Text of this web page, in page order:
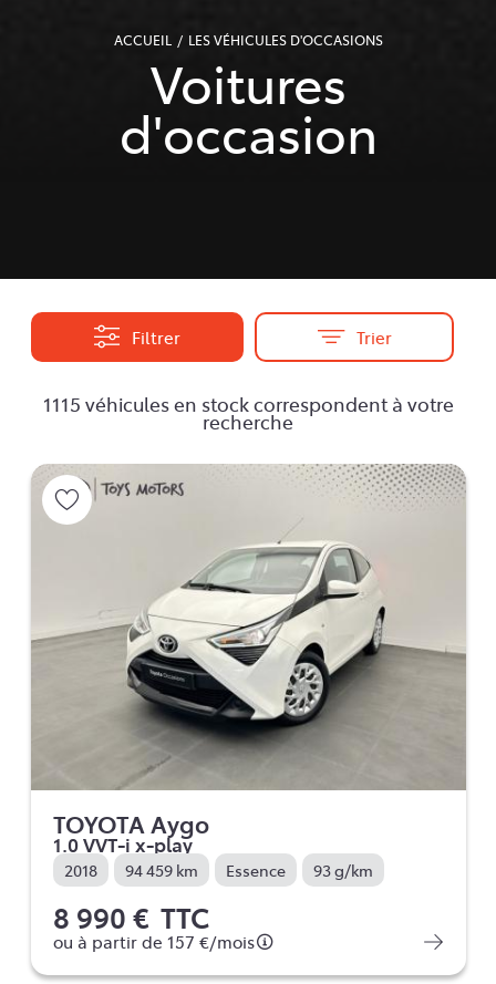
ACCUEIL LES VÉHICULES D'OCCASIONS
Voitures
d'occasion
Filtrer Trier
1115 véhicules en stock correspondent à votre
recherche
TOYOTA Aygo
1.0 VVT-i x-play
2018 94 459 km Essence 93 g/km
8 990 € TTC
ou à partir de 157 €/mois